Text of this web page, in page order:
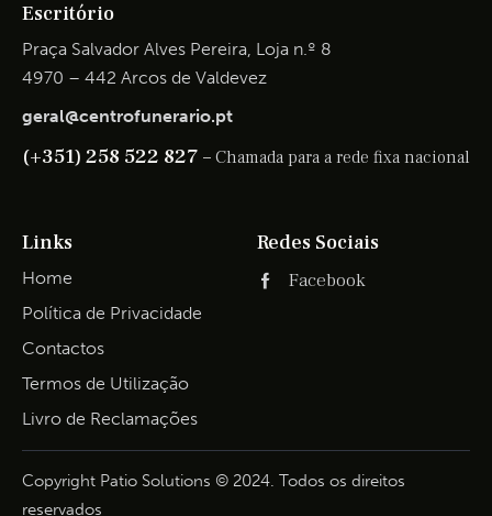
Escritório
Praça Salvador Alves Pereira, Loja n.º 8
4970 – 442 Arcos de Valdevez
geral@centrofunerario.pt
(+351) 258 522 827 – Chamada para a rede fixa nacional
Links
Home
Política de Privacidade
Contactos
Termos de Utilização
Livro de Reclamações
Redes Sociais
Facebook
Copyright Patio Solutions © 2024. Todos os direitos
reservados